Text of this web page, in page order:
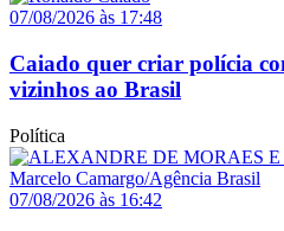
07/08/2026 às 17:48
Caiado quer criar polícia
vizinhos ao Brasil
Política
07/08/2026 às 16:42